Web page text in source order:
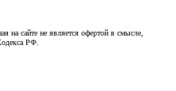
на сайте не является офертой в смысле,
РФ.